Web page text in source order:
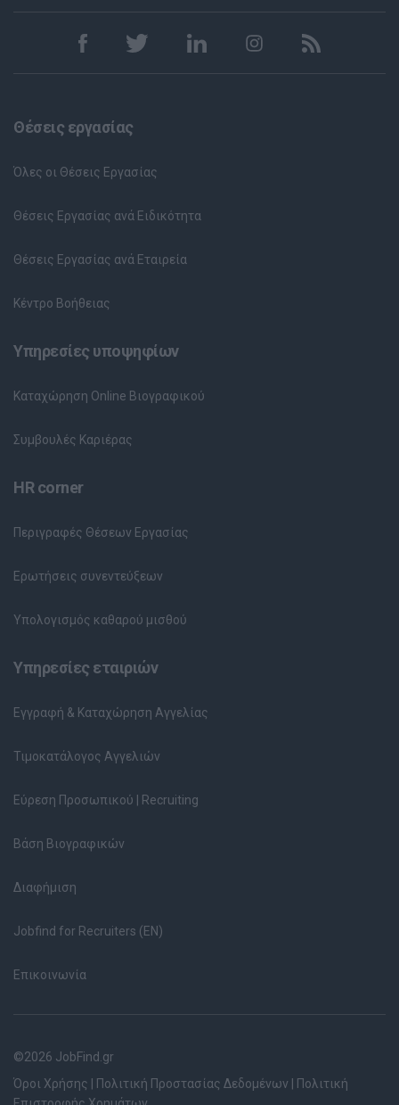
Θέσεις εργασίας
Όλες οι Θέσεις Εργασίας
Θέσεις Εργασίας ανά Ειδικότητα
Θέσεις Εργασίας ανά Εταιρεία
Κέντρο Βοήθειας
Υπηρεσίες υποψηφίων
Καταχώρηση Online Βιογραφικού
Συμβουλές Καριέρας
HR corner
Περιγραφές Θέσεων Εργασίας
Ερωτήσεις συνεντεύξεων
Υπολογισμός καθαρού μισθού
Υπηρεσίες εταιριών
Εγγραφή & Καταχώρηση Αγγελίας
Τιμοκατάλογος Αγγελιών
Εύρεση Προσωπικού | Recruiting
Βάση Βιογραφικών
Διαφήμιση
Jobfind for Recruiters (EN)
Επικοινωνία
©2026 JobFind.gr
Όροι Χρήσης
Πολιτική Προστασίας Δεδομένων
Πολιτική